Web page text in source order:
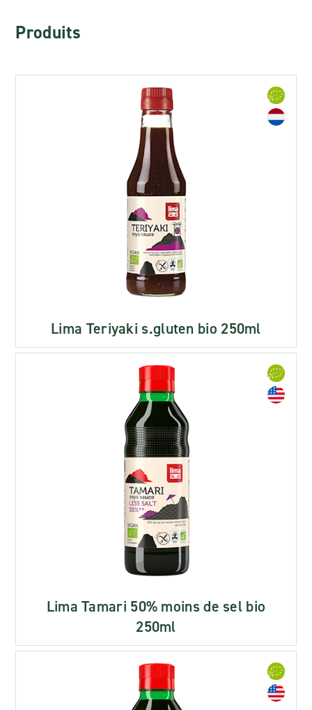
Produits
Lima Teriyaki s.gluten bio 250ml
Lima Tamari 50% moins de sel bio
250ml